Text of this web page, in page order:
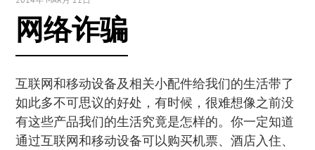
网络诈骗
互联网和移动设备及相关小配件给我们的生活带了
如此多不可思议的好处，有时候，很难想像之前没
有这些产品我们的生活究竟是怎样的。你一定知道
通过互联网和移动设备可以购买机票、酒店入住、